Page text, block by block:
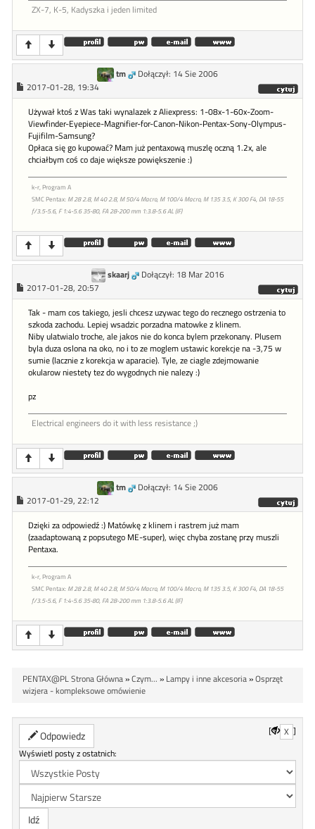
ZX-7, K-5, Kadyszka i jeden limited
tm
Dołączył: 14 Sie 2006
2017-01-28, 19:34
Używał ktoś z Was taki wynalazek z Aliexpress: 1-08x-1-60x-Zoom-
Viewfinder-Eyepiece-Magnifier-for-Canon-Nikon-Pentax-Sony-Olympus-
Fujifilm-Samsung?
Opłaca się go kupować? Mam już pentaxową muszlę oczną 1.2x, ale
chciałbym coś co daje większe powiększenie :)
k-r, Program A
SMC Pentax: M 28 2.8, M 40 2.8, M 50/4 Macro, M 100/4 Macro, M 135 3.5, K 300 F4, DA 18-55
f/3.5-5.6, F 1:4-5.6 35-80, FA 28-200 mm 1:3.8-5.6 AL (IF)
skaarj
Dołączył: 18 Mar 2016
2017-01-28, 20:57
Tak - mam cos takiego, jesli chcesz uzywac tego do recznego ostrzenia to
szkoda zachodu. Lepiej wsadzic porzadna matowke z klinem.
Niby ulatwialo troche, ale jakos nie do konca bylem przekonany. Plusem
byla duza oslona na oko, no i to ze moglem ustawic korekcje na -3,75 w
sumie (lacznie z korekcja w aparacie). Tyle, ze ciagle zdejmowanie
okularow niestety tez do wygodnych nie nalezy :)
pz
Electrical engineers do it with less resistance ;)
tm
Dołączył: 14 Sie 2006
2017-01-29, 22:12
Dzięki za odpowiedź :) Matówkę z klinem i rastrem już mam
(zaadaptowaną z popsutego ME-super), więc chyba zostanę przy muszli
Pentaxa.
k-r, Program A
SMC Pentax: M 28 2.8, M 40 2.8, M 50/4 Macro, M 100/4 Macro, M 135 3.5, K 300 F4, DA 18-55
f/3.5-5.6, F 1:4-5.6 35-80, FA 28-200 mm 1:3.8-5.6 AL (IF)
PENTAX@PL Strona Główna»Czym... » Lampy i inne akcesoria»Osprzęt
wizjera - kompleksowe omówienie
Odpowiedz [ X ]
Wyświetl posty z ostatnich: